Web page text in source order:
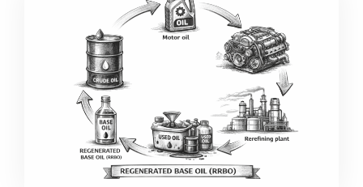
базовых масел
(RRBO) в мире